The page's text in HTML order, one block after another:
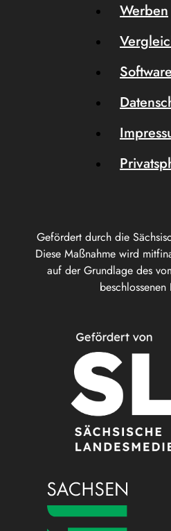
Gefördert durch die
Diese Maßnahme wird
auf der Grundlage des
beschlossenen
Werben